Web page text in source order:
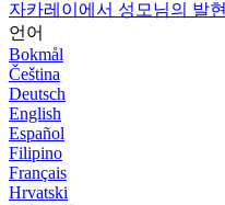
자카레이에서 성모님의 발현
언어
Bokmål
Čeština
Deutsch
English
Español
Filipino
Français
Hrvatski